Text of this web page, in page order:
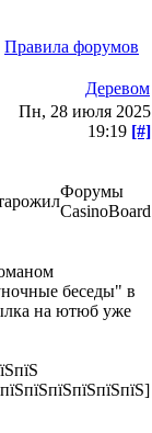
Правила форумов
Деревом
Пн, 28 июля 2025
19:19 [#]
Форумы
CasinoBoard
беседы" в
на ютюб уже